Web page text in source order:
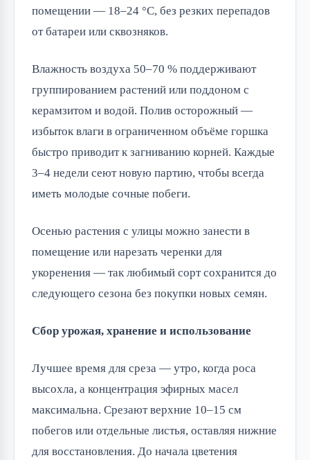
помещении — 18–24 °C, без резких перепадов
от батареи или сквозняков.
Влажность воздуха 50–70 % поддерживают
группированием растений или поддоном с
керамзитом и водой. Полив осторожный —
избыток влаги в ограниченном объёме горшка
быстро приводит к загниванию корней. Каждые
3–4 недели сеют новую партию, чтобы всегда
иметь молодые сочные побеги.
Осенью растения с улицы можно занести в
помещение или нарезать черенки для
укоренения — так любимый сорт сохранится до
следующего сезона без покупки новых семян.
Сбор урожая, хранение и использование
Лучшее время для среза — утро, когда роса
высохла, а концентрация эфирных масел
максимальна. Срезают верхние 10–15 см
побегов или отдельные листья, оставляя нижние
для восстановления. До начала цветения